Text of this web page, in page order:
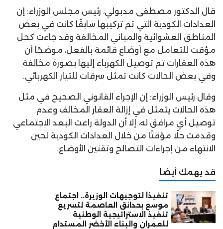
قال الدكتور مصطفى مدبولي، رئيس مجلس الوزراء: إن
العدادات الكودية التي تم تركيبها سابقًا كانت في بعض
المناطق العشوائية والمباني المخالفة وقد جاءت كحل
مؤقت للتعامل مع أوضاع قائمة بالفعل، موضحًا أن
هذه العقارات تم توصيل الكهرباء إليها بصورة مخالفة
وفي بعض الحالات كانت تمثل سرقات للتيار الكهربائي.
وقال رئيس الوزراء: إن الإجراء القانوني الصحيح في مثل
هذه الحالات يتمثل في إزالة العقار المخالف وعدم
توصيل أي مرافق له، إلا أن الدولة راعت البعد الاجتماعي
وقدمت حلًا مؤقتًا من خلال العدادات الكودية لحين
الانتهاء من إجراءات التصالح وتقنين الأوضاع.
قد يهمك أيضًا
تنفيذاً لتوجيهات الوزيرة.. اجتماع
موسع بحدائق العاصمة لتسريع
تنفيذ الاستراتيجية الوطنية
للعمران والبناء الأخضر المستدام